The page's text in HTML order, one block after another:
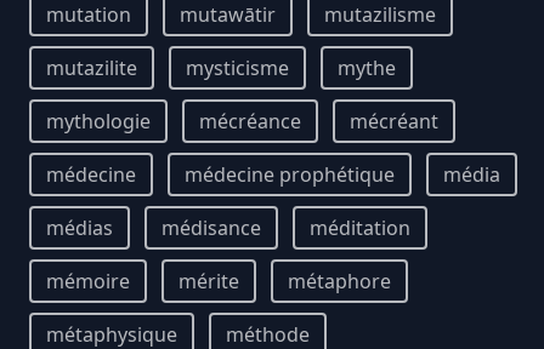
mutation
mutawātir
mutazilisme
mutazilite
mysticisme
mythe
mythologie
mécréance
mécréant
médecine
médecine prophétique
média
médias
médisance
méditation
mémoire
mérite
métaphore
métaphysique
méthode